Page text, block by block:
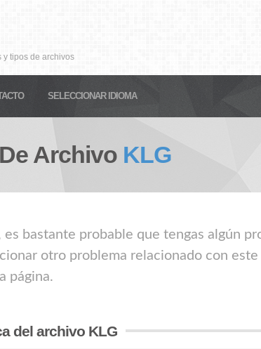
y tipos de archivos
SELECCIONAR IDIOMA
Archivo KLG
es bastante probable que tengas algún
otro problema relacionado con
página.
del archivo KLG